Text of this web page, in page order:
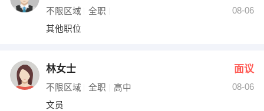
不限区域 全职
08-06
其他职位
林女士 面议
不限区域 全职 高中
08-06
文员